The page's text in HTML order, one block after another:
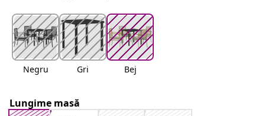
Negru Gri Bej
Lungime masă